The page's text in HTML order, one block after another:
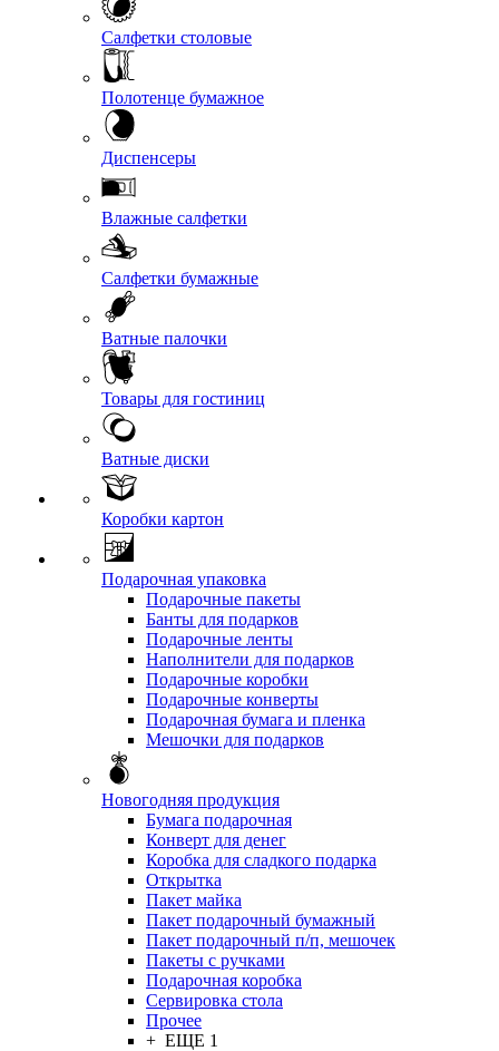
Салфетки столовые
Полотенце бумажное
Диспенсеры
Влажные салфетки
Салфетки бумажные
Ватные палочки
Товары для гостиниц
Ватные диски
Коробки картон
Подарочная упаковка
Подарочные пакеты
Банты для подарков
Подарочные ленты
Наполнители для подарков
Подарочные коробки
Подарочные конверты
Подарочная бумага и пленка
Мешочки для подарков
Новогодняя продукция
Бумага подарочная
Конверт для денег
Коробка для сладкого подарка
Открытка
Пакет майка
Пакет подарочный бумажный
Пакет подарочный п/п, мешочек
Пакеты с ручками
Подарочная коробка
Сервировка стола
Прочее
+ ЕЩЕ 1